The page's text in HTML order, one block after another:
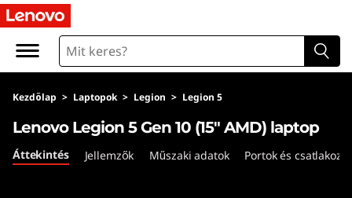
L
n
o
v
Kezdőlap > Laptopok > Legion > Legion 5
Lenovo Legion 5 Gen 10 (15″ AMD) laptop
Áttekintés Jellemzők Műszaki adatok Portok és